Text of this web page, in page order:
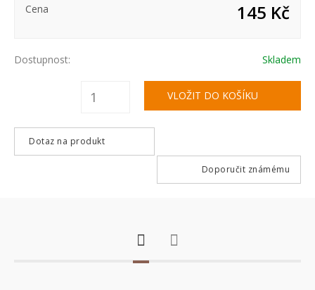
Cena 145 Kč
Dostupnost: Skladem
Dotaz na produkt
Doporučit známému